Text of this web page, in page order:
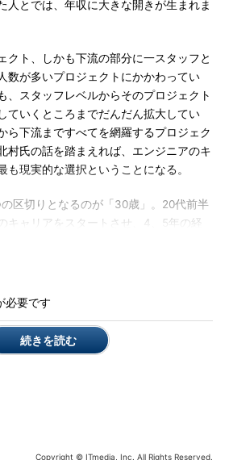
人とでは、年収に大きな開きが生まれま
ト、しかも下流の部分に一スタッフと
数が多いプロジェクトにかかわってい
、スタッフレベルからそのプロジェクト
ていくところまでだんだん拡大してい
ら下流まですべてを網羅するプロジェク
氏の話を踏まえれば、エンジニアのキ
も現実的な選択ということになる。
区切りとなるのが「30歳」。20代前半
キャリアをスタートさせ、4、5年の経
はどうつくればいいのか？
舞い込んでいるという。
必要です
続きを読む
Copyright © ITmedia, Inc. All Rights Reserved.